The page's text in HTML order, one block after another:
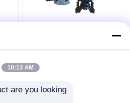
、
CLG850H、CLG855N、
CLG856 CLG870H के लिए
10:13 AM
are you looking